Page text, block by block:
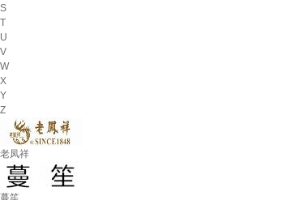
S
T
U
V
W
X
Y
Z
老凤祥
蔓笙